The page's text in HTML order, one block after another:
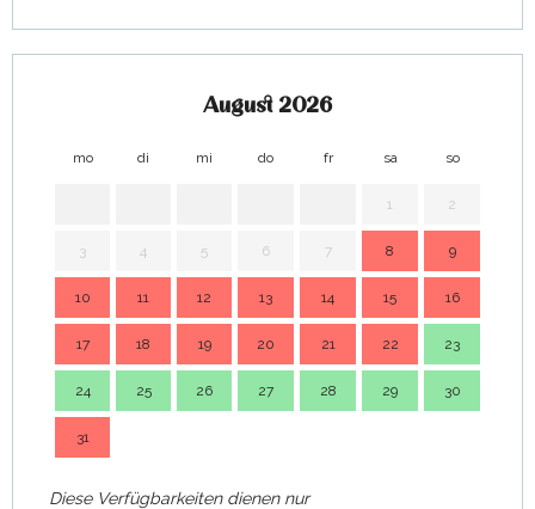
August 2026
mo di mi do fr sa so
1 2
3 4 5 6 7 8 9
10 11 12 13 14 15 16
17 18 19 20 21 22 23
24 25 26 27 28 29 30
31
Diese Verfügbarkeiten dienen nur